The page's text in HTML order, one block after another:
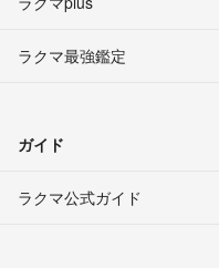
ラクマ最強鑑定
ガイド
ラクマ公式ガイド